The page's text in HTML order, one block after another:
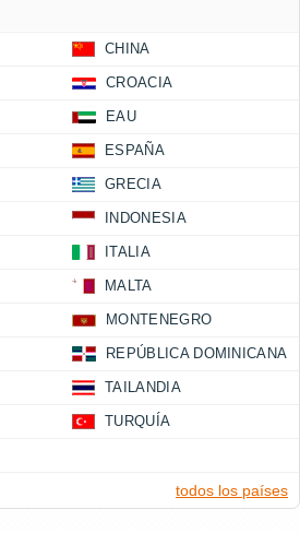
CHINA
CROACIA
EAU
ESPAÑA
GRECIA
INDONESIA
ITALIA
MALTA
MONTENEGRO
REPÚBLICA DOMINICANA
TAILANDIA
TURQUÍA
todos los países